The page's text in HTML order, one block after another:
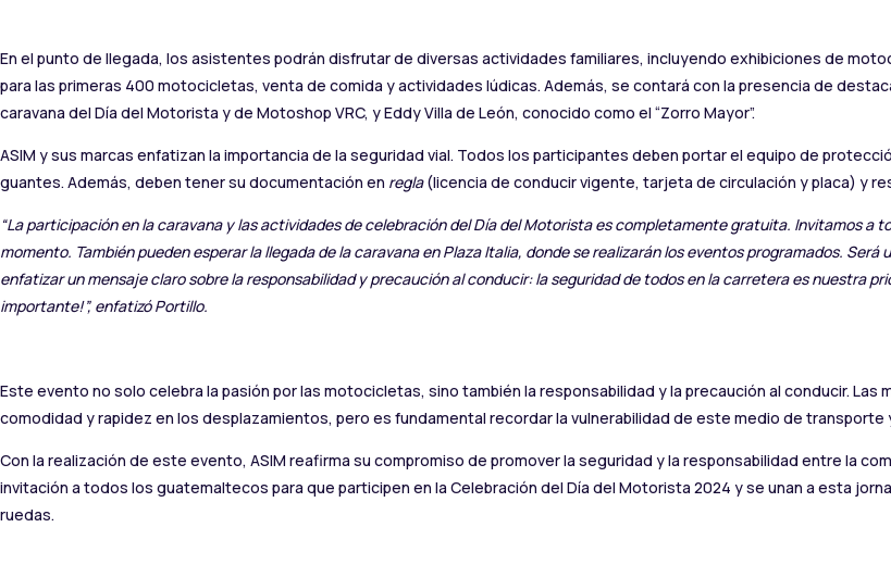
En el punto de llegada, los asistentes podrán disfrutar de diversas actividades familiares, incluyendo exhibiciones de
para las primeras 400 motocicletas, venta de comida y actividades lúdicas. Además, se contará con la presencia de
caravana del Día del Motorista y de Motoshop VRC, y Eddy Villa de León, conocido como el “Zorro Mayor”.
ASIM y sus marcas enfatizan la importancia de la seguridad vial. Todos los participantes deben portar el equipo de
guantes. Además, deben tener su documentación en regla(licencia de conducir vigente, tarjeta de circulación y placa) y
“La participación en la caravana y las actividades de celebración del Día del Motorista es completamente gratuita. Invitamos a
momento. También pueden esperar la llegada de la caravana en Plaza Italia, donde se realizarán los eventos programados.
enfatizar un mensaje claro sobre la responsabilidad y precaución al conducir: la seguridad de todos en la carretera es nuestra
importante!”, enfatizó Portillo.
Este evento no solo celebra la pasión por las motocicletas, sino también la responsabilidad y la precaución al conducir.
comodidad y rapidez en los desplazamientos, pero es fundamental recordar la vulnerabilidad de este medio de transporte
Con la realización de este evento, ASIM reafirma su compromiso de promover la seguridad y la responsabilidad entre la
invitación a todos los guatemaltecos para que participen en la Celebración del Día del Motorista 2024 y se unan a esta
ruedas.